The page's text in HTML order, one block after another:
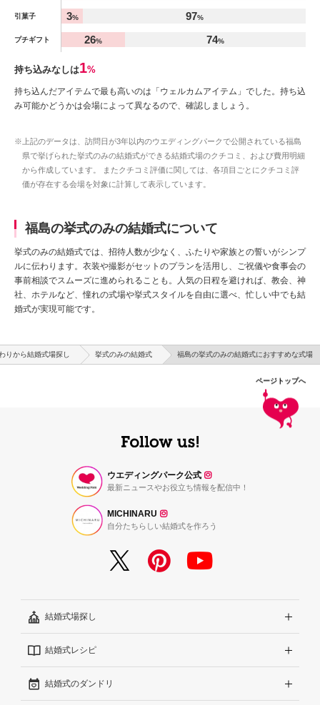
引菓子 3% 97%
プチギフト 26% 74%
持ち込みなしは1%
持ち込んだアイテムで最も高いのは「ウェルカムアイテム」でした。持ち込
み可能かどうかは会場によって異なるので、確認しましょう。
※上記のデータは、訪問日が3年以内のウエディングパークで公開されている福島
県で挙げられた挙式のみの結婚式ができる結婚式場のクチコミ、および費用明細
から作成しています。 またクチコミ評価に関しては、各項目ごとにクチコミ評
価が存在する会場を対象に計算して表示しています。
福島の挙式のみの結婚式について
挙式のみの結婚式では、招待人数が少なく、ふたりや家族との誓いがシンプ
ルに伝わります。衣装や撮影がセットのプランを活用し、ご祝儀や食事会の
事前相談でスムーズに進められることも。人気の日程を避ければ、教会、神
社、ホテルなど、憧れの式場や挙式スタイルを自由に選べ、忙しい中でも結
婚式が実現可能です。
りから結婚式場探し 挙式のみの結婚式 福島の挙式のみの結婚式におすすめな式場
ページトップへ
ウエディングパーク公式
最新ニュースやお役立ち情報を配信中！
MICHINARU
自分たちらしい結婚式を作ろう
結婚式場探し
エリアから探す
こだわりから探す
結婚式レシピ
結婚式準備レポート『ハナレポ』
結婚式のダンドリ